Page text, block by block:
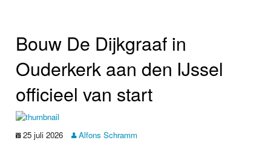
Bouw De Dijkgraaf in
Ouderkerk aan den IJssel
officieel van start
25 juli 2026 Alfons Schramm